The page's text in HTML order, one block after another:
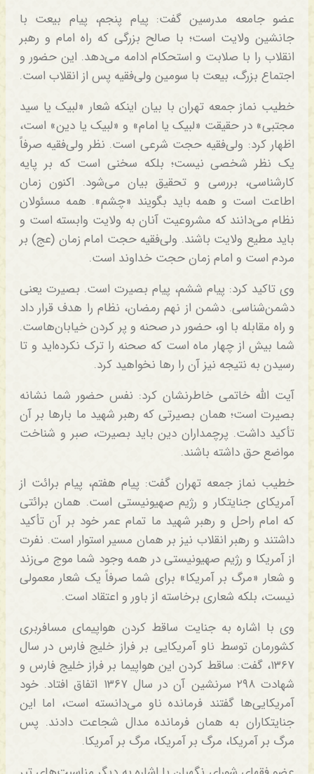
عضو جامعه مدرسین گفت: پیام پنجم، پیام بیعت با
جانشین ولایت است؛ با صالح بزرگی که راه امام و رهبر
انقلاب را با صلابت و استحکام ادامه می‌دهد. این حضور و
اجتماع بزرگ، بیعت با سومین ولی‌فقیه پس از انقلاب است.
خطیب نماز جمعه تهران با بیان اینکه شعار «لبیک یا سید
مجتبی» در حقیقت «لبیک یا امام» و «لبیک یا دین» است،
اظهار کرد: ولی‌فقیه حجت شرعی است. نظر ولی‌فقیه صرفاً
یک نظر شخصی نیست؛ بلکه سخنی است که بر پایه
کارشناسی، بررسی و تحقیق بیان می‌شود. اکنون زمان
اطاعت است و همه باید بگویند «چشم». همه مسئولان
نظام می‌دانند که مشروعیت آنان به ولایت وابسته است و
باید مطیع ولایت باشند. ولی‌فقیه حجت امام زمان (عج) بر
مردم است و امام زمان حجت خداوند است.
وی تاکید کرد: پیام ششم، پیام بصیرت است. بصیرت یعنی
دشمن‌شناسی. دشمن از نهم رمضان، نظام را هدف قرار داد
و راه مقابله با او، حضور در صحنه و پر کردن خیابان‌هاست.
شما بیش از چهار ماه است که صحنه را ترک نکرده‌اید و تا
رسیدن به نتیجه نیز آن را رها نخواهید کرد.
آیت الله خاتمی خاطرنشان کرد: نفس حضور شما نشانه
بصیرت است؛ همان بصیرتی که رهبر شهید ما بارها بر آن
تأکید داشت. پرچمداران دین باید بصیرت، صبر و شناخت
مواضع حق داشته باشند.
خطیب نماز جمعه تهران گفت: پیام هفتم، پیام برائت از
آمریکای جنایتکار و رژیم صهیونیستی است. همان برائتی
که امام راحل و رهبر شهید ما تمام عمر خود بر آن تأکید
داشتند و رهبر انقلاب نیز بر همان مسیر استوار است. نفرت
از آمریکا و رژیم صهیونیستی در همه وجود شما موج می‌زند
و شعار «مرگ بر آمریکا» برای شما صرفاً یک شعار معمولی
نیست، بلکه شعاری برخاسته از باور و اعتقاد است.
وی با اشاره به جنایت ساقط کردن هواپیمای مسافربری
کشورمان توسط ناو آمریکایی بر فراز خلیج فارس در سال
۱۳۶۷، گفت: ساقط کردن این هواپیما بر فراز خلیج فارس و
شهادت ۲۹۸ سرنشین آن در سال ۱۳۶۷ اتفاق افتاد. خود
آمریکایی‌ها گفتند فرمانده ناو می‌دانسته است، اما این
جنایتکاران به همان فرمانده مدال شجاعت دادند. پس
مرگ بر آمریکا، مرگ بر آمریکا، مرگ بر آمریکا.